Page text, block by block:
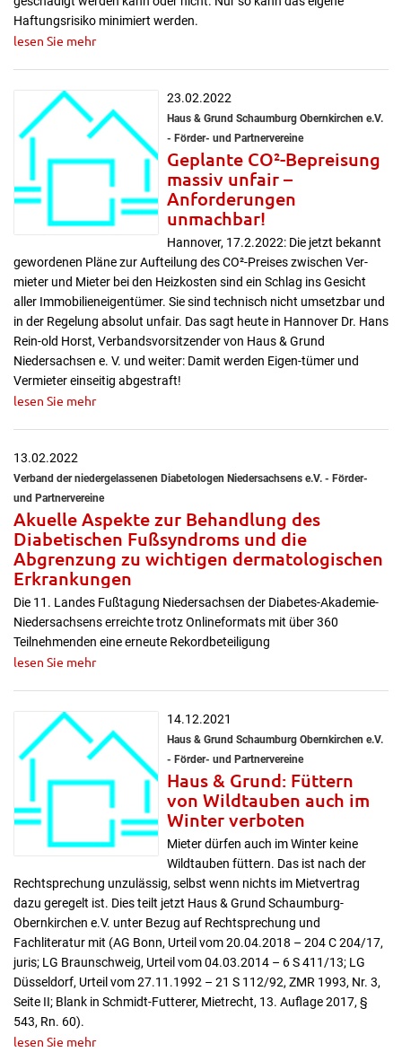
Haftungsrisiko minimiert werden.
lesen Sie mehr
23.02.2022
Haus & Grund Schaumburg Obernkirchen e.V.
- Förder- und Partnervereine
Geplante CO²-Bepreisung
massiv unfair –
Anforderungen
unmachbar!
Hannover, 17.2.2022: Die jetzt bekannt
gewordenen Pläne zur Aufteilung des CO²-Preises zwischen Ver-
mieter und Mieter bei den Heizkosten sind ein Schlag ins Gesicht
aller Immobilieneigentümer. Sie sind technisch nicht umsetzbar und
in der Regelung absolut unfair. Das sagt heute in Hannover Dr. Hans
Rein-old Horst, Verbandsvorsitzender von Haus & Grund
Niedersachsen e. V. und weiter: Damit werden Eigen-tümer und
Vermieter einseitig abgestraft!
lesen Sie mehr
13.02.2022
Verband der niedergelassenen Diabetologen Niedersachsens e.V. - Förder-
und Partnervereine
Akuelle Aspekte zur Behandlung des
Diabetischen Fußsyndroms und die
Abgrenzung zu wichtigen dermatologischen
Erkrankungen
Die 11. Landes Fußtagung Niedersachsen der Diabetes-Akademie-
Niedersachsens erreichte trotz Onlineformats mit über 360
Teilnehmenden eine erneute Rekordbeteiligung
lesen Sie mehr
14.12.2021
Haus & Grund Schaumburg Obernkirchen e.V.
- Förder- und Partnervereine
Haus & Grund: Füttern
von Wildtauben auch im
Winter verboten
Mieter dürfen auch im Winter keine
Wildtauben füttern. Das ist nach der
Rechtsprechung unzulässig, selbst wenn nichts im Mietvertrag
dazu geregelt ist. Dies teilt jetzt Haus & Grund Schaumburg-
Obernkirchen e.V. unter Bezug auf Rechtsprechung und
Fachliteratur mit (AG Bonn, Urteil vom 20.04.2018 – 204 C 204/17,
juris; LG Braunschweig, Urteil vom 04.03.2014 – 6 S 411/13; LG
Düsseldorf, Urteil vom 27.11.1992 – 21 S 112/92, ZMR 1993, Nr. 3,
Seite II; Blank in Schmidt-Futterer, Mietrecht, 13. Auflage 2017, §
543, Rn. 60).
lesen Sie mehr